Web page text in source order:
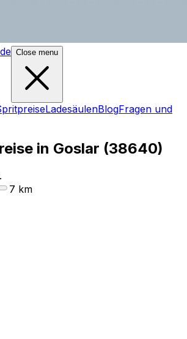
Close menu
LadesäulenBlogFragen und
in Goslar (38640)
7 km